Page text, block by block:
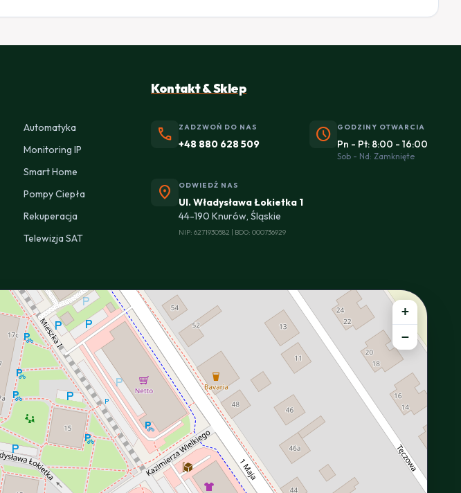
Automatyka
Monitoring IP
Smart Home
Pompy Ciepła
Rekuperacja
Telewizja SAT
Kontakt & Sklep
phone ZADZWOŃ DO NAS
+48 880 628 509 schedule GODZINY OTWARCIA
Pn - Pt: 8:00 - 16:00
Sob - Nd: Zamknięte
location_on ODWIEDŹ NAS
Ul. Władysława Łokietka 1
44-190 Knurów, Śląskie
NIP: 6271930582 | BDO: 000736929
+
−